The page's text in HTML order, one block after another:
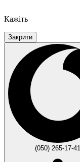
Кажіть
Закрити
(050) 265-17-41